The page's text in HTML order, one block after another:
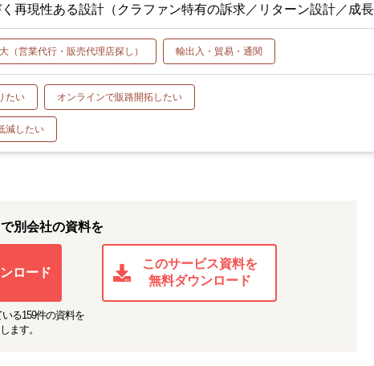
再現性ある設計（クラファン特有の訴求／リターン設計／成
（営業代行・販売代理店探し） 輸出入・貿易・通関
たい オンラインで販路開拓したい
減したい
で別会社の資料を
ロード
このサービス資料を
無料ダウンロード
いる159件の資料を
ます。